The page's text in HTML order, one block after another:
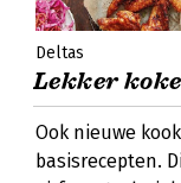
Deltas
Lekker
Ook nieuwe
basisrecepten.